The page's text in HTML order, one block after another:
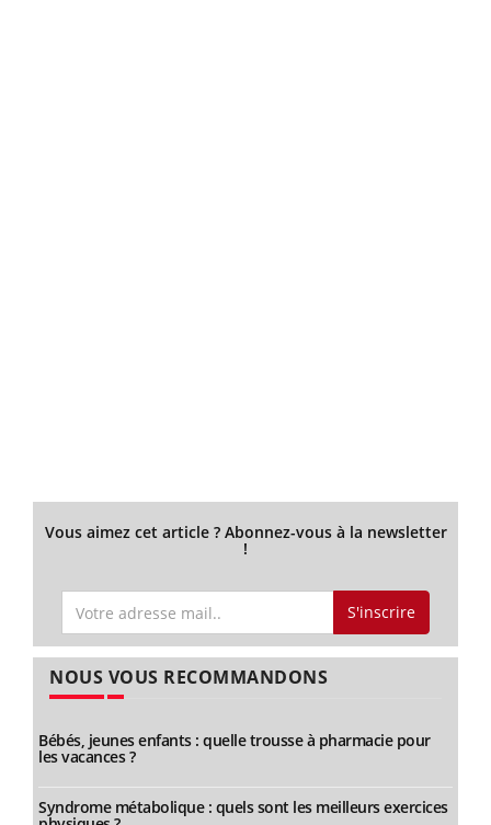
Vous aimez cet article ? Abonnez-vous à la newsletter
!
S'inscrire
NOUS VOUS RECOMMANDONS
Bébés, jeunes enfants : quelle trousse à pharmacie pour
les vacances ?
Syndrome métabolique : quels sont les meilleurs exercices